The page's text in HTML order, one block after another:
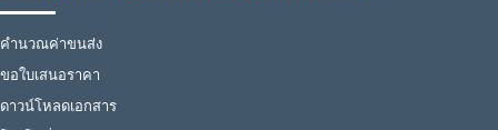
คำนวณค่าขนส่ง
ขอใบเสนอราคา
ดาวน์โหลดเอกสาร